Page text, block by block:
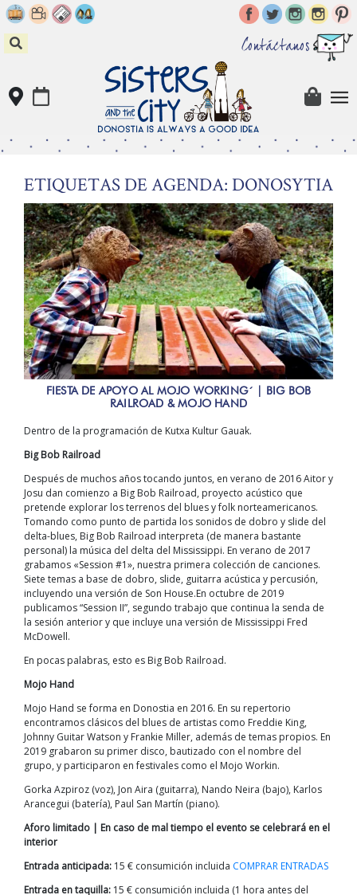
Skip
to
content
Contáctanos
ETIQUETAS DE AGENDA: DONOSYTIA
FIESTA DE APOYO AL MOJO WORKING´ | BIG BOB
RAILROAD & MOJO HAND
Dentro de la programación de Kutxa Kultur Gauak.
Big Bob Railroad
Después de muchos años tocando juntos, en verano de 2016 Aitor y
Josu dan comienzo a Big Bob Railroad, proyecto acústico que
pretende explorar los terrenos del blues y folk norteamericanos.
Tomando como punto de partida los sonidos de dobro y slide del
delta-blues, Big Bob Railroad interpreta (de manera bastante
personal) la música del delta del Mississippi. En verano de 2017
grabamos «Session #1», nuestra primera colección de canciones.
Siete temas a base de dobro, slide, guitarra acústica y percusión,
incluyendo una versión de Son House.En octubre de 2019
publicamos “Session II”, segundo trabajo que continua la senda de
la sesión anterior y que incluye una versión de Mississippi Fred
McDowell.
En pocas palabras, esto es Big Bob Railroad.
Mojo Hand
Mojo Hand se forma en Donostia en 2016. En su repertorio
encontramos clásicos del blues de artistas como Freddie King,
Johnny Guitar Watson y Frankie Miller, además de temas propios. En
2019 grabaron su primer disco, bautizado con el nombre del
grupo, y participaron en festivales como el Mojo Workin.
Gorka Azpiroz (voz), Jon Aira (guitarra), Nando Neira (bajo), Karlos
Arancegui (batería), Paul San Martín (piano).
Aforo limitado | En caso de mal tiempo el evento se celebrará en el
interior
Entrada anticipada: 15 € consumición incluida COMPRAR ENTRADAS
Entrada en taquilla: 15 € consumición incluida (1 hora antes del